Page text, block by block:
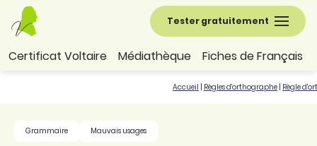
Tester gratuitement
Certificat Voltaire Médiathèque Fiches de Français
Accueil Règles d'orthographe Règle
Grammaire Mauvais usages